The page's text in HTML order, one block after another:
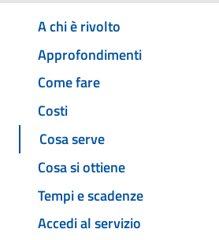
A chi è rivolto
Approfondimenti
Come fare
Costi
Cosa serve
Cosa si ottiene
Tempi e scadenze
Accedi al servizio